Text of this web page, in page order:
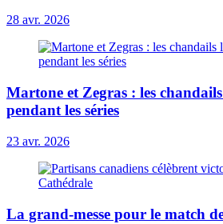
28 avr. 2026
Martone et Zegras : les
pendant les séries
23 avr. 2026
La grand-messe pour le match